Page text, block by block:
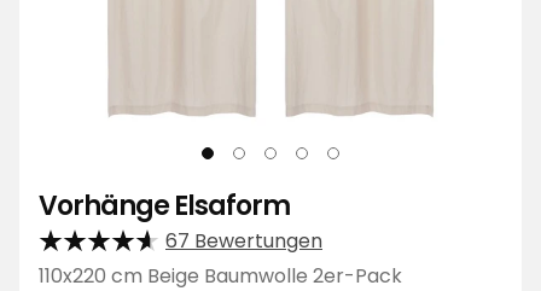
Vorhänge Elsaform
67 Bewertungen
110x220 cm Beige Baumwolle 2er-Pack